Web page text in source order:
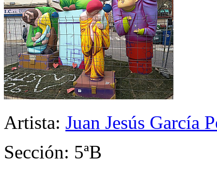
Artista: Juan Jesús García
Sección: 5ªB